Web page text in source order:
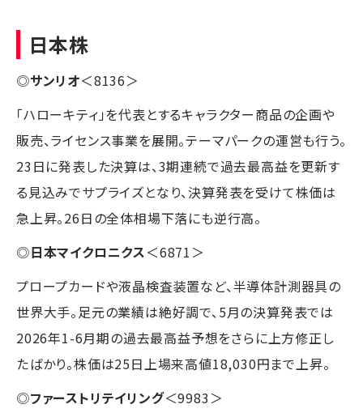
日本株
◎サンリオ＜8136＞
「ハローキティ」を代表とするキャラクター商品の企画や
販売、ライセンス事業を展開。テーマパークの運営も行う。
23日に発表した決算は、3期連続で過去最高益を更新す
る見込みでサプライズとなり、決算発表を受けて株価は
急上昇。26日の全体相場下落にも逆行高。
◎日本マイクロニクス＜6871＞
プロープカードや液晶検査装置など、半導体計測器具の
世界大手。足元の業績は絶好調で、5月の決算発表では
2026年1-6月期の過去最高益予想をさらに上方修正し
たばかり。株価は25日上場来高値18,030円まで上昇。
◎ファーストリテイリング＜9983＞